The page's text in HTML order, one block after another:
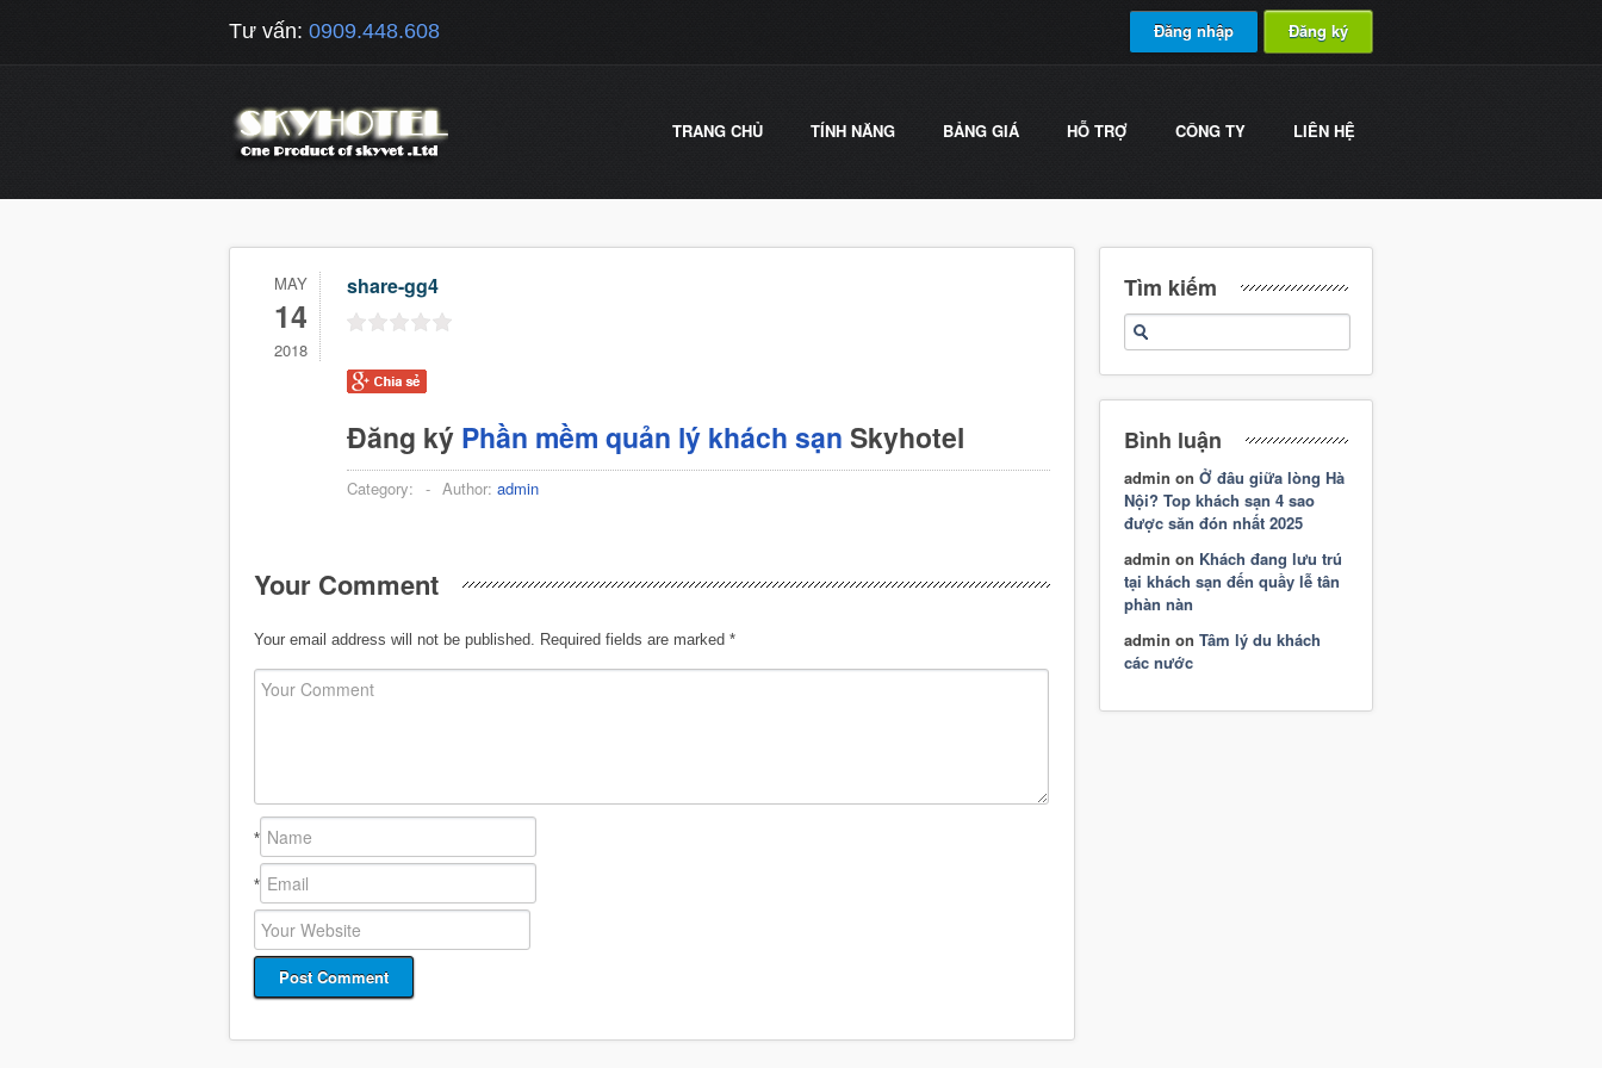
Tư vấn: 0909.448.608 Đăng nhập Đăng ký
TRANG CHỦ TÍNH NĂNG BẢNG GIÁ HỖ TRỢ CÔNG TY LIÊN HỆ
MAY
14
2018
share-gg4
Đăng ký Phần mềm quản lý khách sạn Skyhotel
Category: - Author: admin
Your Comment
Your email address will not be published. Required fields are marked *
*
*
Tìm kiếm
Bình luận
admin on Ở đâu giữa lòng Hà
Nội? Top khách sạn 4 sao
được săn đón nhất 2025
admin on Khách đang lưu trú
tại khách sạn đến quầy lễ tân
phàn nàn
admin on Tâm lý du khách
các nước